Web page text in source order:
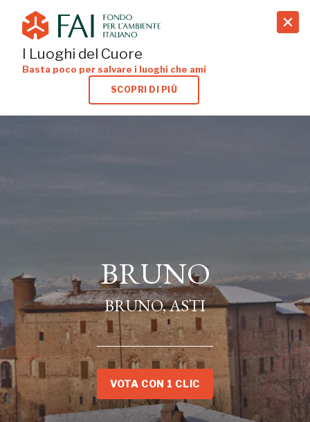
search
I Luoghi del Cuore
Basta poco per salvare i luoghi che ami
SCOPRI DI PIÙ
BRUNO
BRUNO, ASTI
VOTA CON 1 CLIC